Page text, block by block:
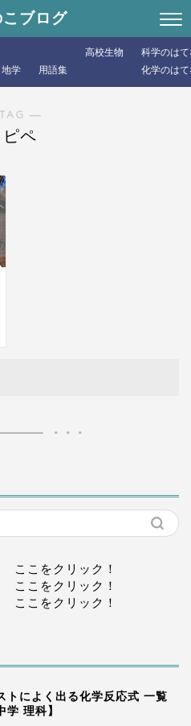
ブログ
地学 用語集
高校生物
科学のは
化学のは
―
ピペ
こをクリック！
こをクリック！
こをクリック！
トによく出る化学反応式 一覧
学 理科】